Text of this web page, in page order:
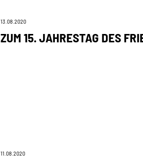
13.08.2020
ZUM 15. JAHRESTAG DES
11.08.2020